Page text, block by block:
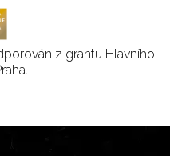
z grantu Hlavního